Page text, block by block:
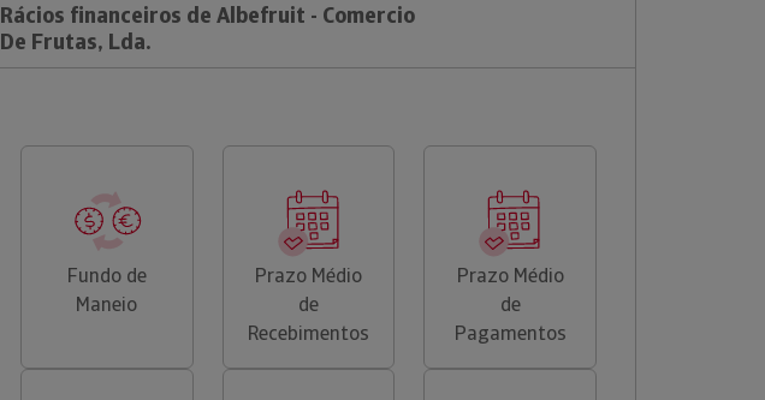
Rácios financeiros de Albefruit - Comercio
De Frutas, Lda.
Fundo de
Maneio
Prazo Médio
de
Recebimentos
Prazo Médio
de
Pagamentos